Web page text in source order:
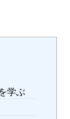
学ぶ